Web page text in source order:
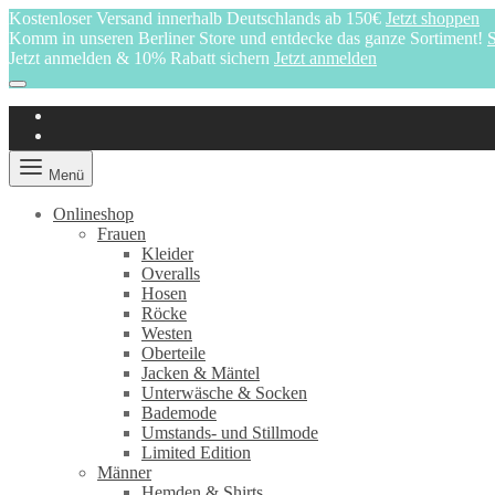
Kostenloser Versand innerhalb Deutschlands ab 150€ Jetzt shoppen
Komm in unseren Berliner Store und entdecke das ganze Sortiment!
Jetzt anmelden & 10% Rabatt sichern Jetzt anmelden
Menü
Onlineshop
Frauen
Kleider
Overalls
Hosen
Röcke
Westen
Oberteile
Jacken & Mäntel
Unterwäsche & Socken
Bademode
Umstands- und Stillmode
Limited Edition
Männer